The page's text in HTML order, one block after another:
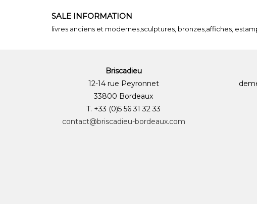
SALE INFORMATION
livres anciens et modernes,sculptures, bronzes,affiches,
Briscadieu
12-14 rue Peyronnet
33800 Bordeaux
T. +33 (0)5 56 31 32 33
contact@briscadieu-bordeaux.com